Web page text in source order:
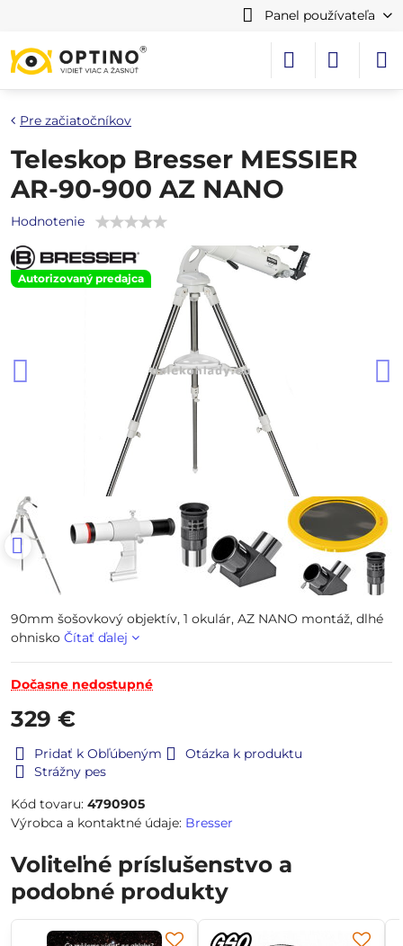
Panel používateľa
Autorizovaný predajca
Pre začiatočníkov
Teleskop Bresser MESSIER
AR-90-900 AZ NANO
Hodnotenie
90mm šošovkový objektív, 1 okulár, AZ NANO montáž, dlhé
ohnisko Čítať ďalej
Dočasne nedostupné
329 €
Pridať k Obľúbeným
Otázka k produktu
Strážny pes
Kód tovaru: 4790905
Výrobca a kontaktné údaje: Bresser
Voliteľné príslušenstvo a
podobné produkty